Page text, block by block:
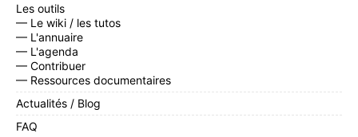
Les outils
— Le wiki / les tutos
— L'annuaire
— L'agenda
— Contribuer
— Ressources documentaires
Actualités / Blog
FAQ